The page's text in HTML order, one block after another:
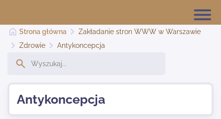
Dodaj stronę
Strona główna
Zakładanie stron WWW w Warszawie
Zdrowie
Antykoncepcja
Antykoncepcja